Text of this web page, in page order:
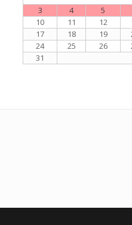
3
4 5
10
11 12
17
18 19
24
25 26
31